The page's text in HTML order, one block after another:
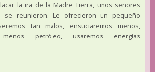
la ira de la Madre Tierra, unos señores
se reunieron. Le ofrecieron un pequeño
tan malos, ensuciaremos menos,
menos petróleo, usaremos energías